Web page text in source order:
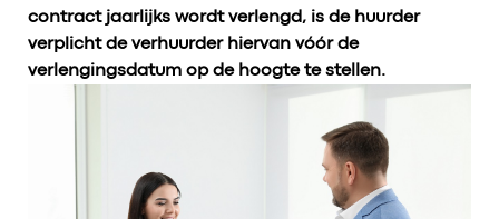
contract jaarlijks wordt verlengd, is de huurder
verplicht de verhuurder hiervan vóór de
verlengingsdatum op de hoogte te stellen.